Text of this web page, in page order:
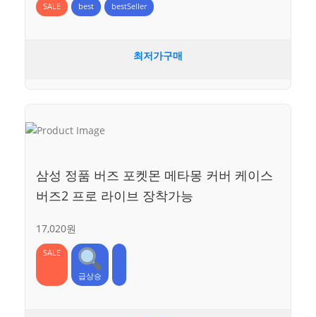
SALE best bestSeller
최저가구매
삼성 정품 버즈 포켓몬 메타몽 커버 케이스
버즈2 프로 라이브 장착가능
17,020원
SALE
급상승